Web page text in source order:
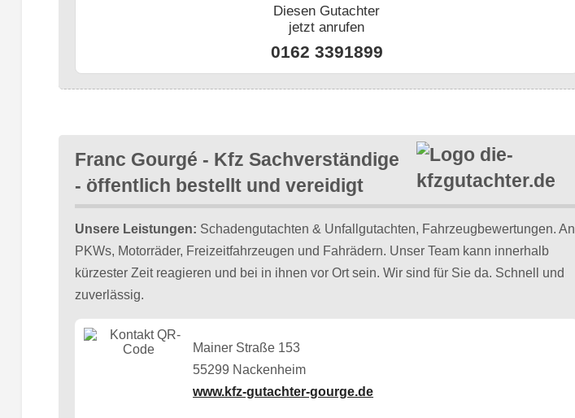
Diesen Gutachter
jetzt anrufen
0162 3391899
Franc Gourgé - Kfz Sachverständige
- öffentlich bestellt und vereidigt
Unsere Leistungen: Schadengutachten & Unfallgutachten, Fahrzeugbewertungen. An
PKWs, Motorräder, Freizeitfahrzeugen und Fahrädern. Unser Team kann innerhalb
kürzester Zeit reagieren und bei in ihnen vor Ort sein. Wir sind für Sie da. Schnell und
zuverlässig.
Mainer Straße 153
55299 Nackenheim
www.kfz-gutachter-gourge.de